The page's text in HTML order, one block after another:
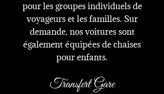
pour les groupes individuels de
voyageurs et les familles. Sur
demande, nos voitures sont
également équipées de chaises
pour enfants.
Transfert Gare